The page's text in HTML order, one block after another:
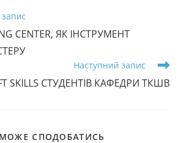
CENTER, ЯК ІНСТРУМЕНТ
Наступний запис
SKILLS СТУДЕНТІВ КАФЕДРИ ТКШВ
СПОДОБАТИСЬ